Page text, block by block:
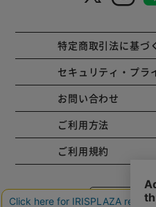
特定商取引法に基づ
セキュリティ・プラ
お問い合わせ
ご利用方法
ご利用規約
コーポレ